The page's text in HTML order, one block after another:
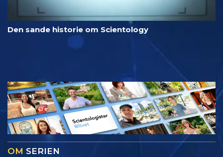
Den sande historie om Scientology
OM SERIEN